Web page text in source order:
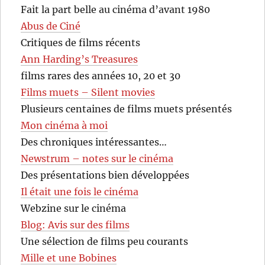
Fait la part belle au cinéma d’avant 1980
Abus de Ciné
Critiques de films récents
Ann Harding’s Treasures
films rares des années 10, 20 et 30
Films muets – Silent movies
Plusieurs centaines de films muets présentés
Mon cinéma à moi
Des chroniques intéressantes…
Newstrum – notes sur le cinéma
Des présentations bien développées
Il était une fois le cinéma
Webzine sur le cinéma
Blog: Avis sur des films
Une sélection de films peu courants
Mille et une Bobines